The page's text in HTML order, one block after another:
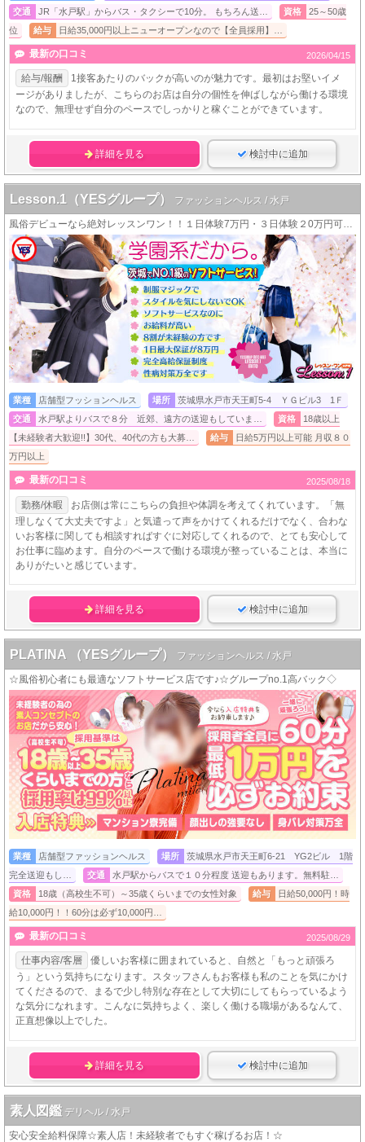
交通 JR「水戸駅」からバス・タクシーで10分。 もちろん送… 資格
25～50歳
位
給与 日給35,000円以上ニューオープンなので【全員採用】…
最新の口コミ 2026/04/15
給与/報酬
1接客あたりのバックが高いのが魅力です。最初はお堅いイメ
ージがありましたが、こちらのお店は自分の個性を伸ばしながら働ける環境
なので、無理せず自分のペースでしっかりと稼ぐことができています。
詳細を見る 検討中に追加
Lesson.1（YESグループ） ファッションヘルス / 水戸
風俗デビューなら絶対レッスンワン！！１日体験7万円・３日体験２0万円可能！！
業種 店舗型フッションヘルス 場所
茨城県水戸市天王町5-4 ＹＧビル3 1Ｆ
交通
水戸駅よりバスで８分 近郊、遠方の送迎もしていま… 資格
18歳以上
【未経験者大歓迎!!】30代、40代の方も大募…
給与
日給5万円以上可能 月収８０
万円以上
最新の口コミ 2025/08/18
勤務/休暇
お店側は常にこちらの負担や体調を考えてくれています。「無
理しなくて大丈夫ですよ」と気遣って声をかけてくれるだけでなく、合わな
いお客様に関しても相談すればすぐに対応してくれるので、とても安心して
お仕事に臨めます。自分のペースで働ける環境が整っていることは、本当に
ありがたいと感じています。
詳細を見る 検討中に追加
PLATINA （YESグループ） ファッションヘルス / 水戸
☆風俗初心者にも最適なソフトサービス店です♪☆グループno.1高バック◇
業種 店舗型ファッションヘルス 場所
茨城県水戸市天王町6-21 YG2ビル 1階
完全送迎もし…
交通
水戸駅からバスで１０分程度 送迎もあります。無料駐…
資格
18歳（高校生不可）～35歳くらいまでの女性対象 給与
日給50,000円！時
給10,000円！！60分は必ず10,000円…
最新の口コミ 2025/08/29
仕事内容/客層
優しいお客様に囲まれていると、自然と「もっと頑張ろ
う」という気持ちになります。スタッフさんもお客様も私のことを気にかけ
てくださるので、まるで少し特別な存在として大切にしてもらっているよう
な気分になれます。こんなに気持ちよく、楽しく働ける職場があるなんて、
正直想像以上でした。
詳細を見る 検討中に追加
素人図鑑 デリヘル / 水戸
安心安全給料保障☆素人店！未経験者でもすぐ稼げるお店！☆